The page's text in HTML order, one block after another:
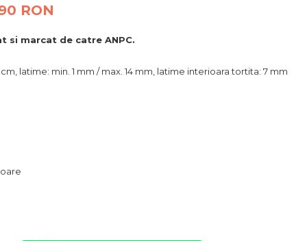
RON
si marcat de catre ANPC.
latime: min. 1 mm / max. 14 mm, latime interioara tortita: 7 mm